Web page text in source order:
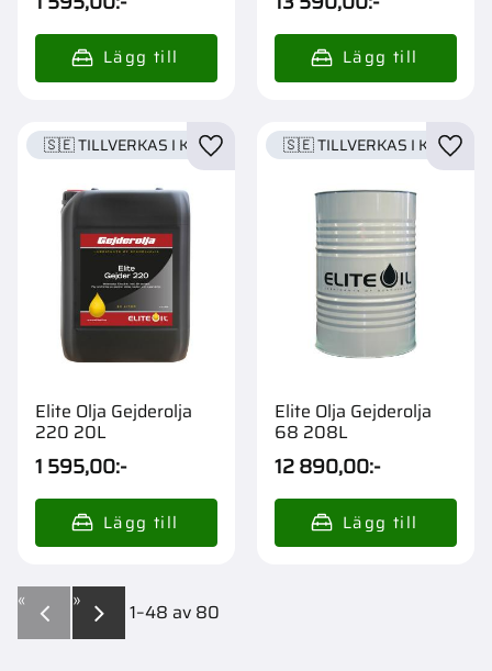
Elite Olja Gejderolja
220 20L
1 595,00:-
🇸🇪 TILLVERKAS I KARLSTADLägg till i favoriter
Elite Olja Gejderolja
68 208L
12 890,00:-
🇸🇪 TILLVERKAS I
1–48 av 80
« »